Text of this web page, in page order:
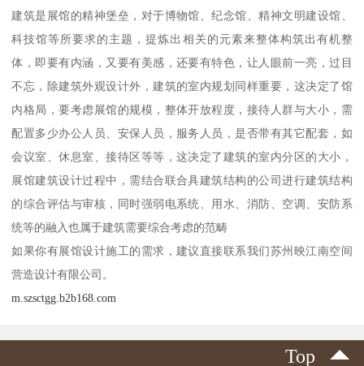
建筑是展馆的精神堡垒，对于博物馆、纪念馆、精神文明建设馆、
科技馆等所要求的主题，提炼出相关的元素来整体构筑出有机整
体，即要有内涵，又要有美感，还要有特色，让人眼前一亮，过目
不忘，除建筑外观设计外，建筑的室内规划同样重要，这决定了馆
内格局，要考虑展馆的规模，整体开放程度，接待人群与大小，需
配置多少办公人员、安保人员，服务人员，是否带有其它配套，如
会议室、休息室、接待区等等，这决定了建筑的室内分区的大小，
展馆建筑设计过程中，需结合联合具建筑结构的公司进行建筑结构
的综合评估与审核，同时强弱电系统、用水、消防、空调、安防系
统等的融入也属于建筑需要综合考虑的范畴
如果你有展馆设计施工的需求，建议直接联系我们苏州映江南空间
营造设计有限公司。
m.szsctgg.b2b168.com
Top